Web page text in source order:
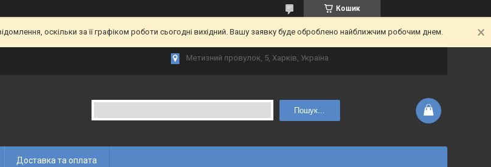
Кошик
оскільки за її графіком роботи сьогодні вихідний. Вашу заявку буде оброблено найближчим робочим днем.
Метизний провулок, 5, Харків, Україна
Пошук...
Доставка та оплата